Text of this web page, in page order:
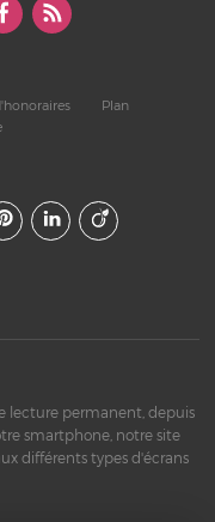
Plan
lecture permanent, depuis
smartphone, notre site
différents types d'écrans